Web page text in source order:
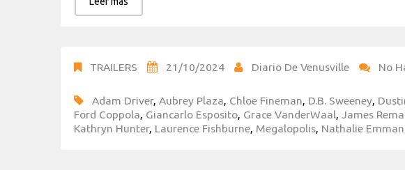
TRAILERS 21/10/2024 Diario De Venusville
No
Adam Driver, Aubrey Plaza, Chloe Fineman, D.B. Sweeney,
Ford Coppola, Giancarlo Esposito, Grace VanderWaal, James
Kathryn Hunter, Laurence Fishburne, Megalopolis, Nathalie